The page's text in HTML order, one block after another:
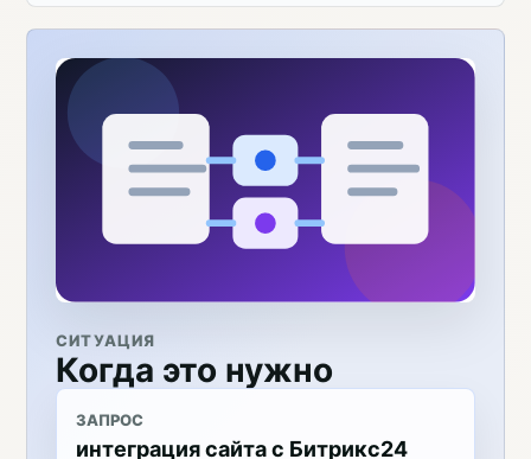
СИТУАЦИЯ
Когда это нужно
ЗАПРОС
интеграция сайта с Битрикс24